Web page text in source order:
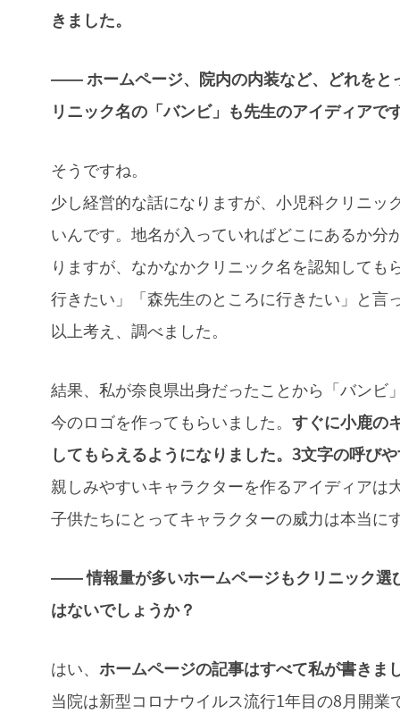
きました。
―― ホームページ、院内の内装など、どれをと
リニック名の「バンビ」も先生のアイディアで
そうですね。
少し経営的な話になりますが、小児科クリニ
いんです。地名が入っていればどこにあるか
りますが、なかなかクリニック名を認知して
行きたい」「森先生のところに行きたい」と言
以上考え、調べました。
結果、私が奈良県出身だったことから「バンビ
今のロゴを作ってもらいました。 すぐに小鹿の
してもらえるようになりました。3文字の呼び
親しみやすいキャラクターを作るアイディアは
子供たちにとってキャラクターの威力は本当に
―― 情報量が多いホームページもクリニック選
はないでしょうか？
はい、 ホームページの記事はすべて私が書きま
当院は新型コロナウイルス流行1年目の8月開